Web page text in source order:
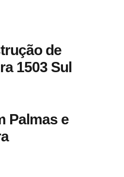
de
1503 Sul
Palmas e